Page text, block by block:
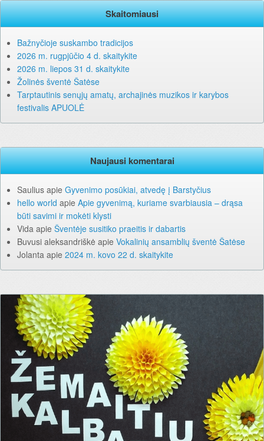
Skaitomiausi
Bažnyčioje suskambo tradicijos
2026 m. rugpjūčio 4 d. skaitykite
2026 m. liepos 31 d. skaitykite
Žolinės šventė Šatėse
Tarptautinis senųjų amatų, archajinės muzikos ir karybos
festivalis APUOLĖ
Naujausi komentarai
Saulius apie Gyvenimo posūkiai, atvedę į Barstyčius
hello world apie Apie gyvenimą, kuriame svarbiausia – drąsa
būti savimi ir mokėti klysti
Vida apie Šventėje susitiko praeitis ir dabartis
Buvusi aleksandriškė apie Vokalinių ansamblių šventė Šatėse
Jolanta apie 2024 m. kovo 22 d. skaitykite